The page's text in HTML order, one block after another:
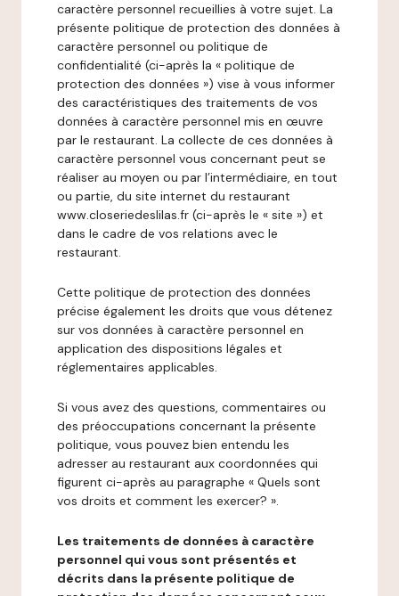
caractère personnel recueillies à votre sujet. La
présente politique de protection des données à
caractère personnel ou politique de
confidentialité (ci-après la « politique de
protection des données ») vise à vous informer
des caractéristiques des traitements de vos
données à caractère personnel mis en œuvre
par le restaurant. La collecte de ces données à
caractère personnel vous concernant peut se
réaliser au moyen ou par l’intermédiaire, en tout
ou partie, du site internet du restaurant
www.closeriedeslilas.fr (ci-après le « site ») et
dans le cadre de vos relations avec le
restaurant.
Cette politique de protection des données
précise également les droits que vous détenez
sur vos données à caractère personnel en
application des dispositions légales et
réglementaires applicables.
Si vous avez des questions, commentaires ou
des préoccupations concernant la présente
politique, vous pouvez bien entendu les
adresser au restaurant aux coordonnées qui
figurent ci-après au paragraphe « Quels sont
vos droits et comment les exercer? ».
Les traitements de données à caractère
personnel qui vous sont présentés et
décrits dans la présente politique de